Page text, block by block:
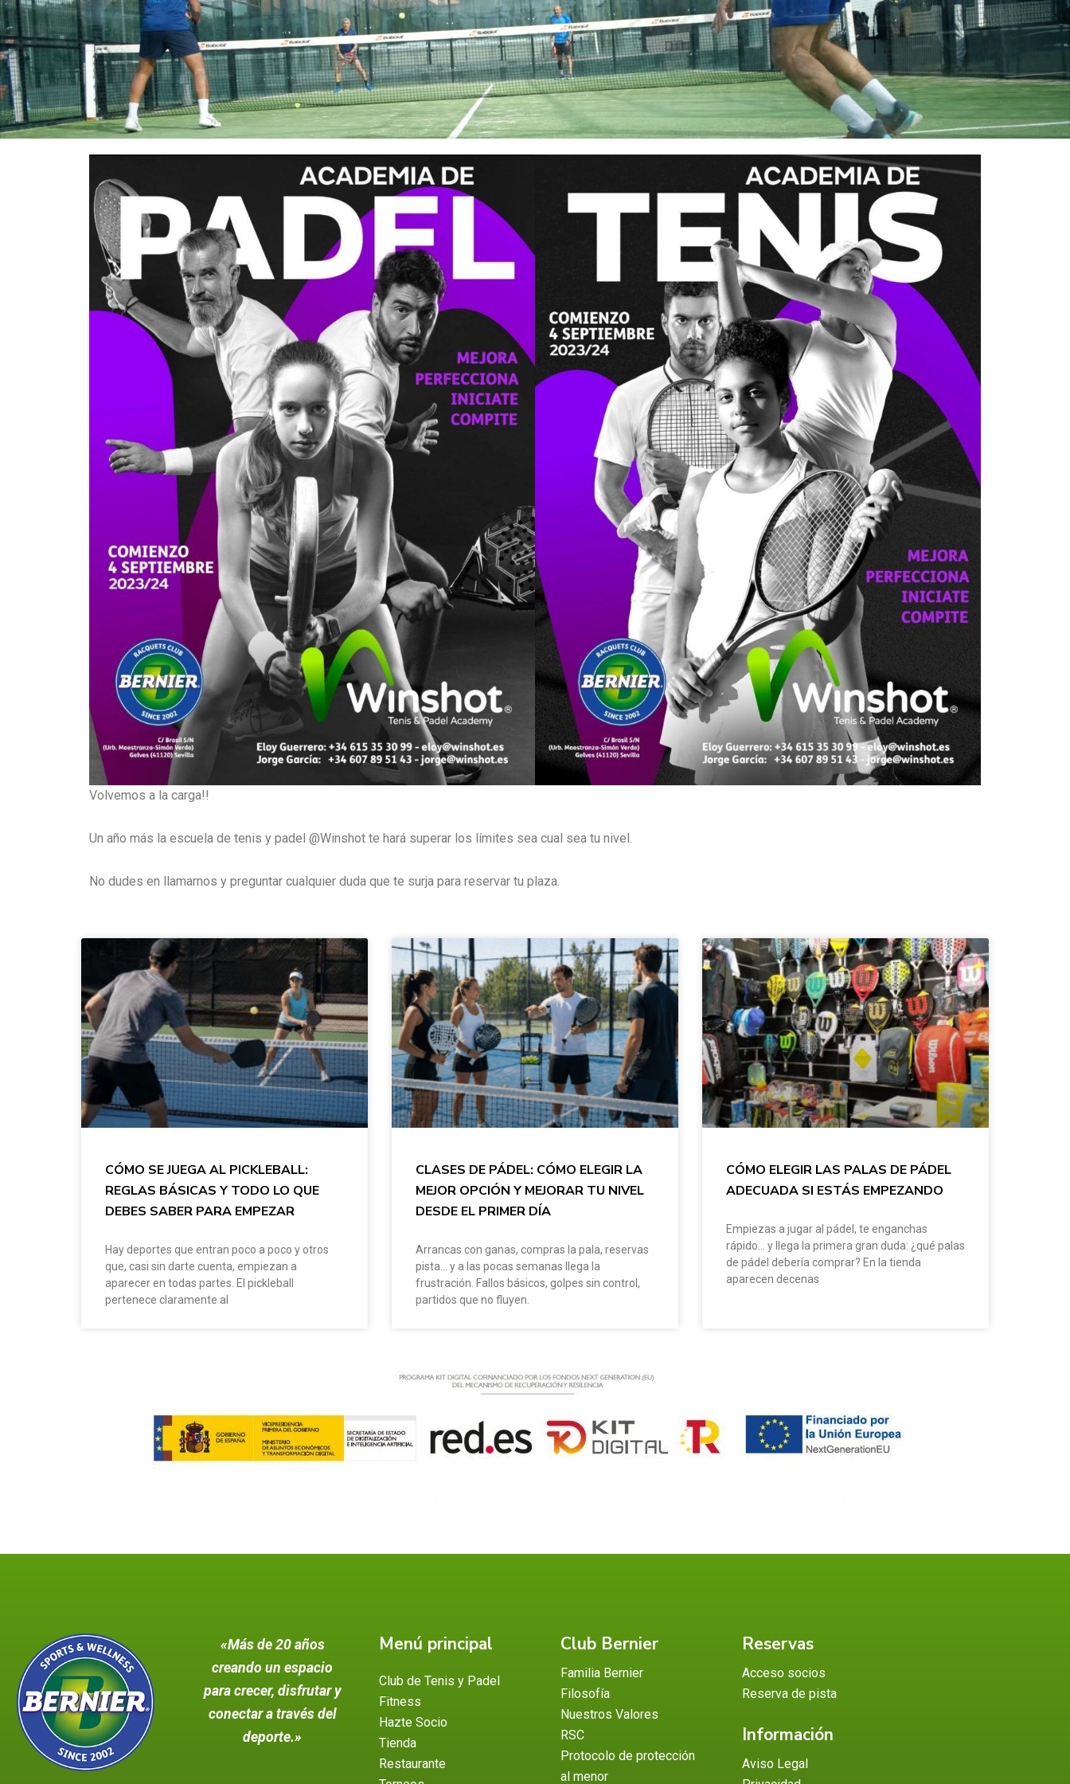
Volvemos a la carga!!
Un año más la escuela de tenis y padel @Winshot te hará superar los límites sea cual sea tu nivel.
No dudes en llamarnos y preguntar cualquier duda que te surja para reservar tu plaza.
CÓMO SE JUEGA AL PICKLEBALL:
REGLAS BÁSICAS Y TODO LO QUE
DEBES SABER PARA EMPEZAR
Hay deportes que entran poco a poco y otros
que, casi sin darte cuenta, empiezan a
aparecer en todas partes. El pickleball
pertenece claramente al
CLASES DE PÁDEL: CÓMO ELEGIR LA
MEJOR OPCIÓN Y MEJORAR TU NIVEL
DESDE EL PRIMER DÍA
Arrancas con ganas, compras la pala, reservas
pista… y a las pocas semanas llega la
frustración. Fallos básicos, golpes sin control,
partidos que no fluyen.
CÓMO ELEGIR LAS PALAS DE PÁDEL
ADECUADA SI ESTÁS EMPEZANDO
Empiezas a jugar al pádel, te enganchas
rápido… y llega la primera gran duda: ¿qué palas
de pádel debería comprar? En la tienda
aparecen decenas
«Más de 20 años
creando un espacio
para crecer, disfrutar y
conectar a través del
deporte.»
Menú principal
Club de Tenis y Padel
Fitness
Hazte Socio
Tienda
Restaurante
Club Bernier
Familia Bernier
Filosofía
Nuestros Valores
RSC
Protocolo de protección
al menor
Reservas
Acceso socios
Reserva de pista
Información
Aviso Legal